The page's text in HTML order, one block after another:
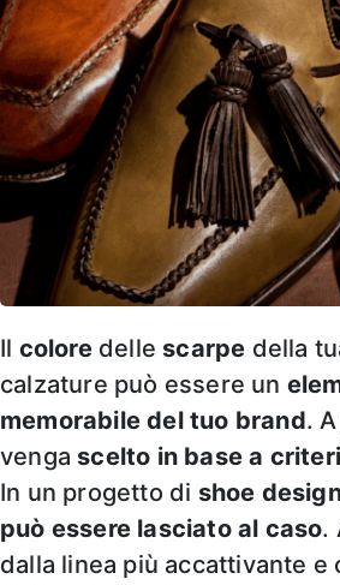
Il coloredelle scarpe della
calzature può essere un
memorabile del tuo brand.
venga scelto in base a
In un progetto di shoe
può essere lasciato al caso.
dalla linea più accattivante e